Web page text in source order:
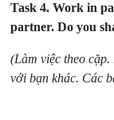
Task 4. Work in
partner. Do you
(Làm việc theo
với bạn khác. Các